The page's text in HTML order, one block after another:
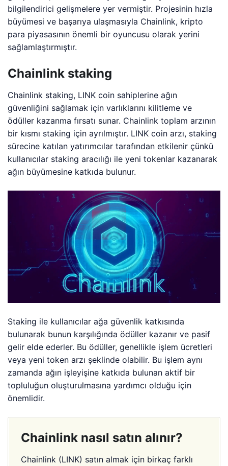
bilgilendirici gelişmelere yer vermiştir. Projesinin hızla
büyümesi ve başarıya ulaşmasıyla Chainlink, kripto
para piyasasının önemli bir oyuncusu olarak yerini
sağlamlaştırmıştır.
Chainlink staking
Chainlink staking, LINK coin sahiplerine ağın
güvenliğini sağlamak için varlıklarını kilitleme ve
ödüller kazanma fırsatı sunar. Chainlink toplam arzının
bir kısmı staking için ayrılmıştır. LINK coin arzı, staking
sürecine katılan yatırımcılar tarafından etkilenir çünkü
kullanıcılar staking aracılığı ile yeni tokenlar kazanarak
ağın büyümesine katkıda bulunur.
Staking ile kullanıcılar ağa güvenlik katkısında
bulunarak bunun karşılığında ödüller kazanır ve pasif
gelir elde ederler. Bu ödüller, genellikle işlem ücretleri
veya yeni token arzı şeklinde olabilir. Bu işlem aynı
zamanda ağın işleyişine katkıda bulunan aktif bir
topluluğun oluşturulmasına yardımcı olduğu için
önemlidir.
Chainlink nasıl satın alınır?
Chainlink (LINK) satın almak için birkaç farklı